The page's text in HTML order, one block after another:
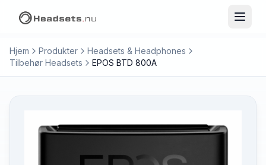
Hjem Produkter
Headsets & Headphones
Tilbehør Headsets
EPOS BTD 800A